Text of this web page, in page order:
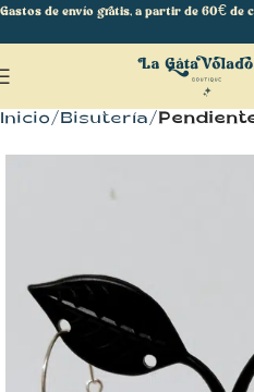
Inicio Bisutería
Gastos de envío gratis, a partir de 60€ de